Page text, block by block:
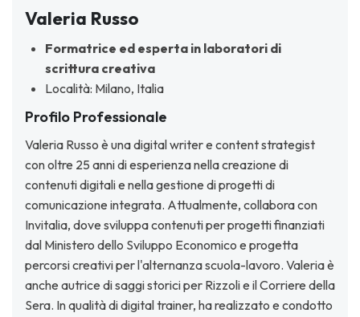
Valeria Russo
Formatrice ed esperta in laboratori di
scrittura creativa
Località: Milano, Italia
Profilo Professionale
Valeria Russo è una digital writer e content strategist
con oltre 25 anni di esperienza nella creazione di
contenuti digitali e nella gestione di progetti di
comunicazione integrata. Attualmente, collabora con
Invitalia, dove sviluppa contenuti per progetti finanziati
dal Ministero dello Sviluppo Economico e progetta
percorsi creativi per l'alternanza scuola-lavoro. Valeria è
anche autrice di saggi storici per Rizzoli e il Corriere della
Sera. In qualità di digital trainer, ha realizzato e condotto